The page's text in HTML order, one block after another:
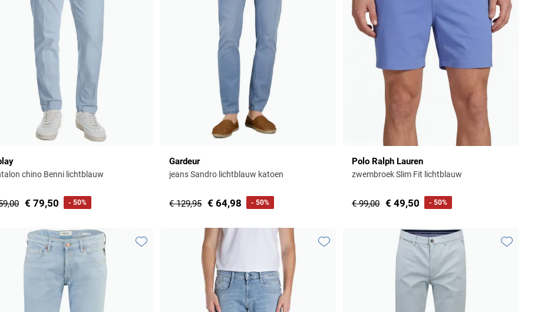
chino Benni lichtblauw
€ 79,50 - 50%
Gardeur
jeans Sandro lichtblauw katoen
€ 129,95 € 64,98 - 50%
Polo Ralph Lauren
zwembroek Slim Fit lichtblauw
€ 99,00 € 49,50 - 50%
Toevoegen aan favorieten Toevoegen aan favorieten